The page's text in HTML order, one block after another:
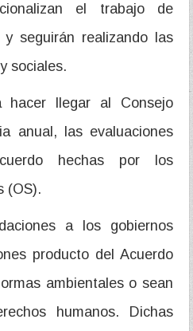
el trabajo de
seguirán realizando las
sociales.
hacer llegar al Consejo
anual, las evaluaciones
hechas por los
(OS).
a los gobiernos
producto del Acuerdo
ambientales o sean
humanos. Dichas